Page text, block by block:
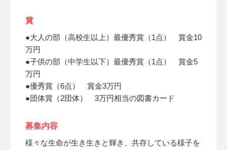
賞
●大人の部（高校生以上）最優秀賞（1点） 賞金10
万円
●子供の部（中学生以下）最優秀賞（1点） 賞金5
万円
●優秀賞（6点） 賞金3万円
●団体賞（2団体） 3万円相当の図書カード
募集内容
様々な生命が生き生きと輝き、共存している様子を